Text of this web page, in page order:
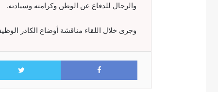
والرجال للدفاع عن الوطن وكرامته وسيادته.
وجرى خلال اللقاء مناقشة أوضاع الكادر
Facebook